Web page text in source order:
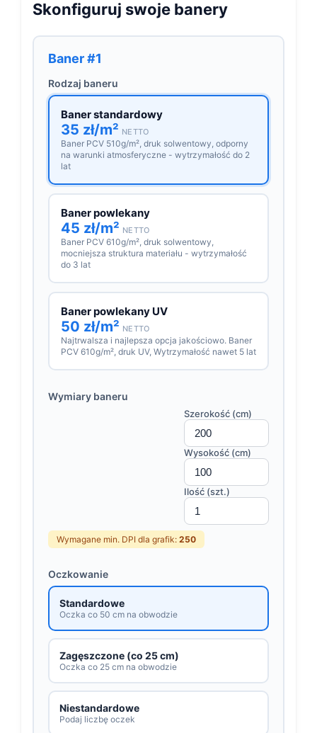
Skonfiguruj swoje banery
Baner #1
Rodzaj baneru
Baner standardowy
35 zł/m² NETTO
Baner PCV 510g/m², druk solwentowy, odporny
na warunki atmosferyczne - wytrzymałość do 2
lat
Baner powlekany
45 zł/m² NETTO
Baner PCV 610g/m², druk solwentowy,
mocniejsza struktura materiału - wytrzymałość
do 3 lat
Baner powlekany UV
50 zł/m² NETTO
Najtrwalsza i najlepsza opcja jakościowo. Baner
PCV 610g/m², druk UV, Wytrzymałość nawet 5 lat
Wymiary baneru
Szerokość (cm)
Wysokość (cm)
Ilość (szt.)
Wymagane min. DPI dla grafik: 250
Oczkowanie
Standardowe
Oczka co 50 cm na obwodzie
Zagęszczone (co 25 cm)
Oczka co 25 cm na obwodzie
Niestandardowe
Podaj liczbę oczek